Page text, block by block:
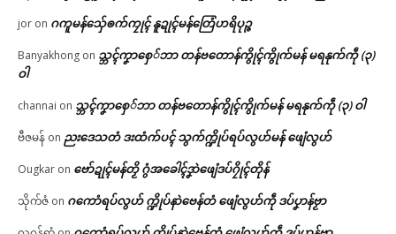
jor on ဂကူမန်​သှ်ေၜက်ကၠုၚ် နူဍုၚ်မန်တြေံဟရိပုဉ္ဇ
Banyakhong on သ္ဘၚ်ကၞာစှေ်ဘာ တန်ဗတောန်ကွိုၚ်ကွိုက်မန် မရနုက်ကဵု (၃)
ဝါ
channai on သ္ဘၚ်ကၞာစှေ်ဘာ တန်ဗတောန်ကွိုၚ်ကွိုက်မန် မရနုက်ကဵု (၃) ဝါ
ဗီဇမန် on ညးဒေသတံ ဒးထံက်ပၚ် သွက်က္ဍိုပ်ရပ်လွဟ်မန် ဖျေံလွဟ်
Ougkar on ဗော်ဍုၚ်မန်တၟိ ဂွံအခေါၚ်ဒၞာဲဖျေံဒပ်ဂၠိုၚ်တိုန်
သိုက်ဇံ on ဂကောံရပ်လွဟ် က္ဍိုပ်နာဲဗေန်တံ ဖျေံလွဟ်ကဵု ဒပ်ပၞာန်ဗၟာ